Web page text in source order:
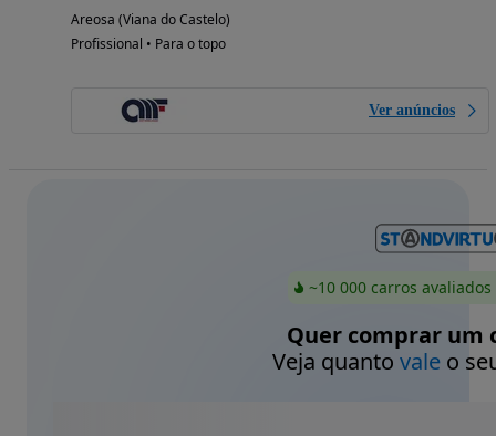
Areosa (Viana do Castelo)
Profissional • Para o topo
Ver anúncios
~10 000 carros
Quer comprar um
Veja quanto valeo